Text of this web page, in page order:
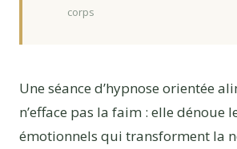
corps
Une séance d’hypnose orientée
n’efface pas la faim : elle dénoue
émotionnels qui transforment la